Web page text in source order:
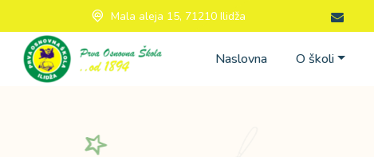
Mala aleja 15, 71210 Ilidža
Naslovna O školi